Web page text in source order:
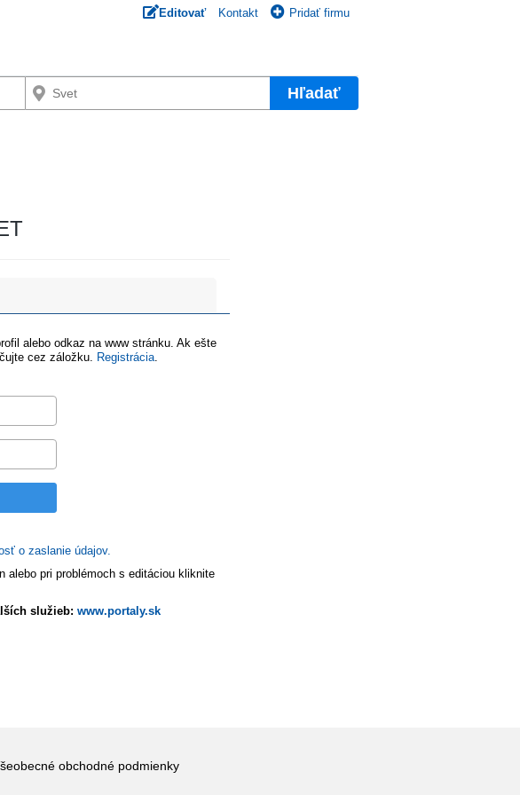
Editovať Kontakt Pridať firmu
Hľadať
alebo odkaz na www stránku. Ak ešte
cez záložku.
Registrácia
o zaslanie údajov.
alebo pri problémoch s editáciou kliknite
služieb: www.portaly.sk
obchodné podmienky